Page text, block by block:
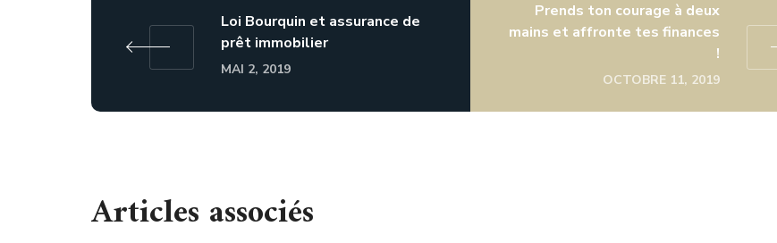
Loi Bourquin et assurance de
prêt immobilier
MAI 2, 2019
Prends ton courage à deux
mains et affronte tes finances
!
OCTOBRE 11, 2019
Articles associés